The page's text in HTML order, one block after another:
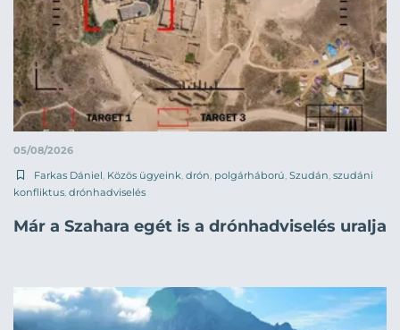
05/08/2026
Farkas Dániel Közös ügyeink drón polgárháború Szudán szudáni
konfliktus drónhadviselés
Már a Szahara egét is a drónhadviselés uralja